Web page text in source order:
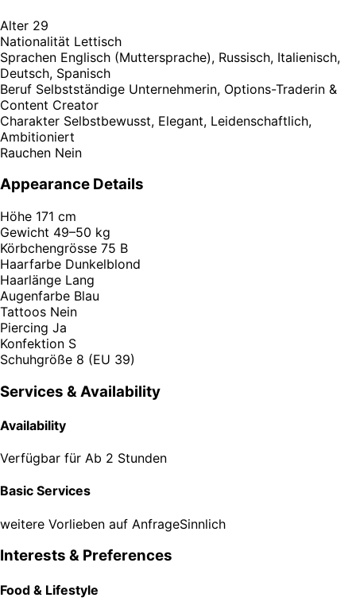
Alter 29
Nationalität Lettisch
Sprachen Englisch (Muttersprache), Russisch, Italienisch,
Deutsch, Spanisch
Beruf Selbstständige Unternehmerin, Options-Traderin &
Content Creator
Charakter Selbstbewusst, Elegant, Leidenschaftlich,
Ambitioniert
Rauchen Nein
Appearance Details
Höhe 171 cm
Gewicht 49–50 kg
Körbchengrösse 75 B
Haarfarbe Dunkelblond
Haarlänge Lang
Augenfarbe Blau
Tattoos Nein
Piercing Ja
Konfektion S
Schuhgröße 8 (EU 39)
Services & Availability
Availability
Verfügbar für Ab 2 Stunden
Basic Services
weitere Vorlieben auf AnfrageSinnlich
Interests & Preferences
Food & Lifestyle